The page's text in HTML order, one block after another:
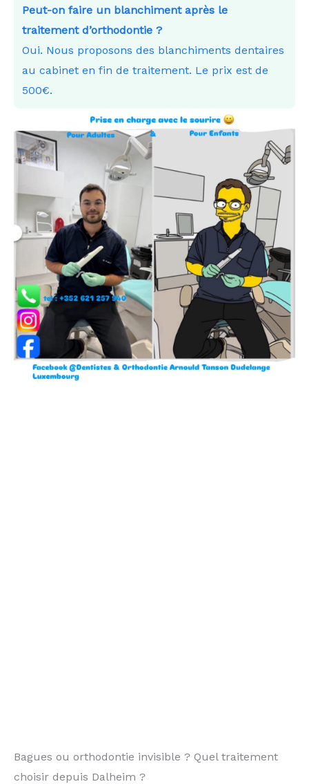
Peut-on faire un blanchiment après le
traitement d’orthodontie ?
Oui. Nous proposons des blanchiments dentaires
au cabinet en fin de traitement. Le prix est de
500€.
Bagues ou orthodontie invisible ? Quel traitement
choisir depuis Dalheim ?